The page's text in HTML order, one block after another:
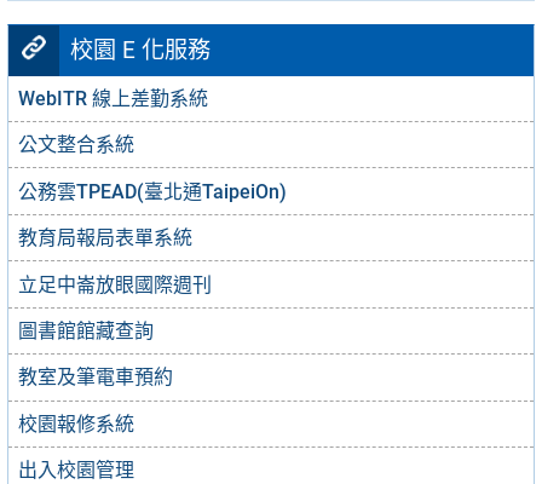
校園 E 化服務
WebITR 線上差勤系統
公文整合系統
公務雲TPEAD(臺北通TaipeiOn)
教育局報局表單系統
立足中崙放眼國際週刊
圖書館館藏查詢
教室及筆電車預約
校園報修系統
出入校園管理